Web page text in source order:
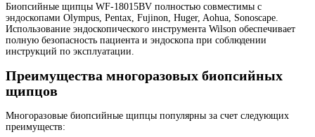
Биопсийные щипцы WF-18015BV полностью совместимы с
эндоскопами Olympus, Pentax, Fujinon, Huger, Aohua, Sonoscape.
Использование эндоскопического инструмента Wilson обеспечивает
полную безопасность пациента и эндоскопа при соблюдении
инструкций по эксплуатации.
Преимущества многоразовых биопсийных
щипцов
Многоразовые биопсийные щипцы популярны за счет следующих
преимуществ: